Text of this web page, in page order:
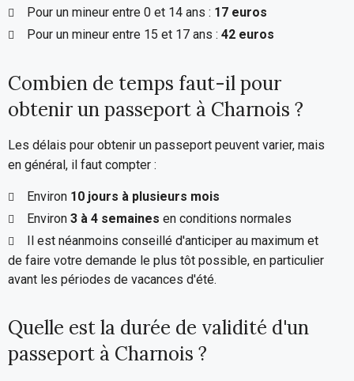
Pour un mineur entre 0 et 14 ans : 17 euros
Pour un mineur entre 15 et 17 ans : 42 euros
Combien de temps faut-il pour
obtenir un passeport à Charnois ?
Les délais pour obtenir un passeport peuvent varier, mais
en général, il faut compter :
Environ 10 jours à plusieurs mois
Environ 3 à 4 semaines en conditions normales
Il est néanmoins conseillé d'anticiper au maximum et
de faire votre demande le plus tôt possible, en particulier
avant les périodes de vacances d'été.
Quelle est la durée de validité d'un
passeport à Charnois ?